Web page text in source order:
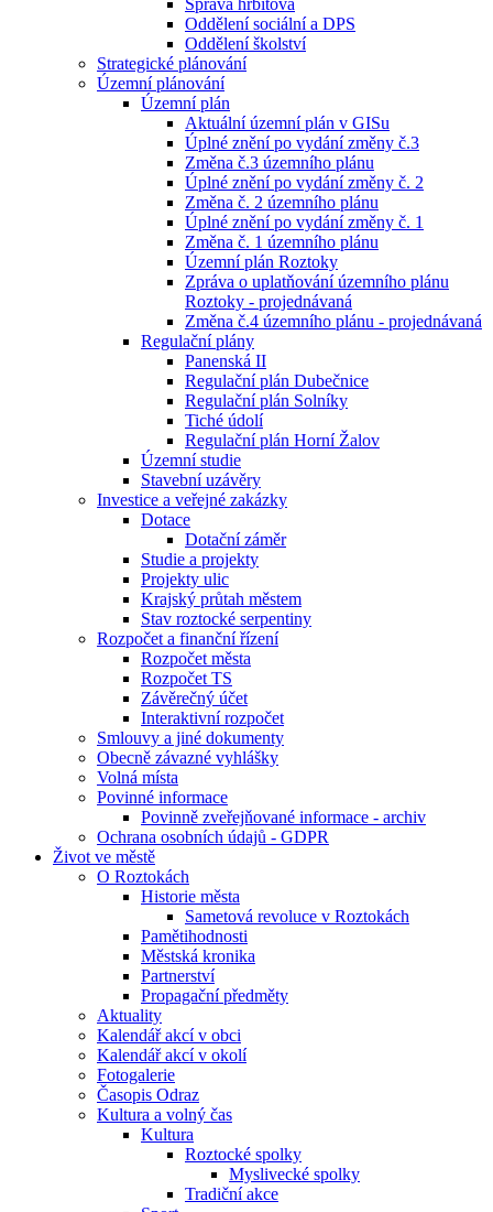
Správa hřbitova
Oddělení sociální a DPS
Oddělení školství
Strategické plánování
Územní plánování
Územní plán
Aktuální územní plán v GISu
Úplné znění po vydání změny č.3
Změna č.3 územního plánu
Úplné znění po vydání změny č. 2
Změna č. 2 územního plánu
Úplné znění po vydání změny č. 1
Změna č. 1 územního plánu
Územní plán Roztoky
Zpráva o uplatňování územního plánu
Roztoky - projednávaná
Změna č.4 územního plánu - projednávaná
Regulační plány
Panenská II
Regulační plán Dubečnice
Regulační plán Solníky
Tiché údolí
Regulační plán Horní Žalov
Územní studie
Stavební uzávěry
Investice a veřejné zakázky
Dotace
Dotační záměr
Studie a projekty
Projekty ulic
Krajský průtah městem
Stav roztocké serpentiny
Rozpočet a finanční řízení
Rozpočet města
Rozpočet TS
Závěrečný účet
Interaktivní rozpočet
Smlouvy a jiné dokumenty
Obecně závazné vyhlášky
Volná místa
Povinné informace
Povinně zveřejňované informace - archiv
Ochrana osobních údajů - GDPR
Život ve městě
O Roztokách
Historie města
Sametová revoluce v Roztokách
Pamětihodnosti
Městská kronika
Partnerství
Propagační předměty
Aktuality
Kalendář akcí v obci
Kalendář akcí v okolí
Fotogalerie
Časopis Odraz
Kultura a volný čas
Kultura
Roztocké spolky
Myslivecké spolky
Tradiční akce